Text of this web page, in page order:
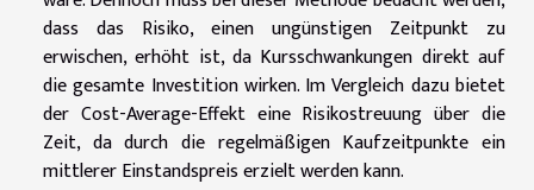
dass das Risiko, einen ungünstigen Zeitpunkt zu
erwischen, erhöht ist, da Kursschwankungen direkt auf
die gesamte Investition wirken. Im Vergleich dazu bietet
der Cost-Average-Effekt eine Risikostreuung über die
Zeit, da durch die regelmäßigen Kaufzeitpunkte ein
mittlerer Einstandspreis erzielt werden kann.